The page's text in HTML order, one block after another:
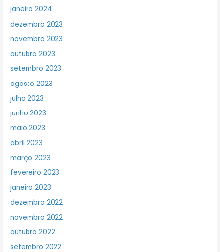
janeiro 2024
dezembro 2023
novembro 2023
outubro 2023
setembro 2023
agosto 2023
julho 2023
junho 2023
maio 2023
abril 2023
março 2023
fevereiro 2023
janeiro 2023
dezembro 2022
novembro 2022
outubro 2022
setembro 2022